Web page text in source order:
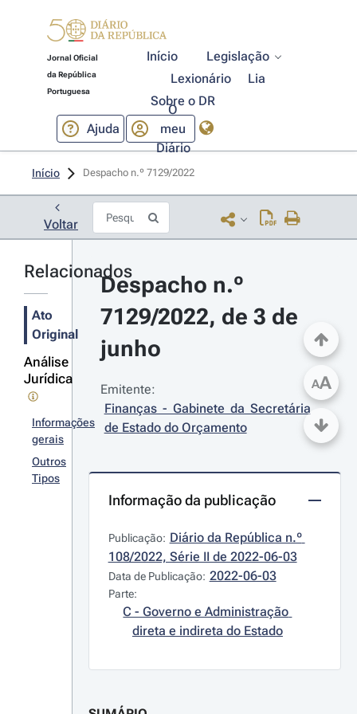
Jornal Oficial
da República
Portuguesa
Início
Legislação
Lexionário
Lia
Sobre o DR
Ajuda
O
meu
Diário
Início Despacho n.º 7129/2022
Voltar
Relacionados
Ato
Original
Análise
Jurídica
Informações
gerais
Outros
Tipos
Despacho n.º
7129/2022, de 3 de
junho
Emitente:
Finanças - Gabinete da Secretária
de Estado do Orçamento
Informação da publicação
Publicação: Diário da República n.º
108/2022, Série II de 2022-06-03
Data de Publicação: 2022-06-03
Parte:
C - Governo e Administração
direta e indireta do Estado
AA